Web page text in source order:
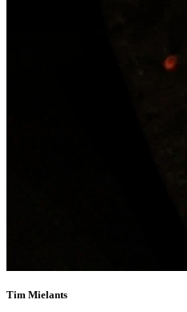
Tim Mielants